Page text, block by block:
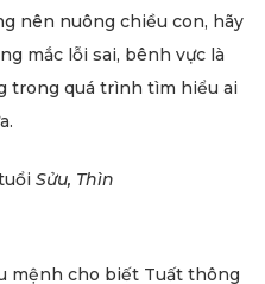
nên nuông chiều con, hãy
mắc lỗi sai, bênh vực là
trong quá trình tìm hiểu ai
Sửu, Thìn
mệnh cho biết Tuất thông